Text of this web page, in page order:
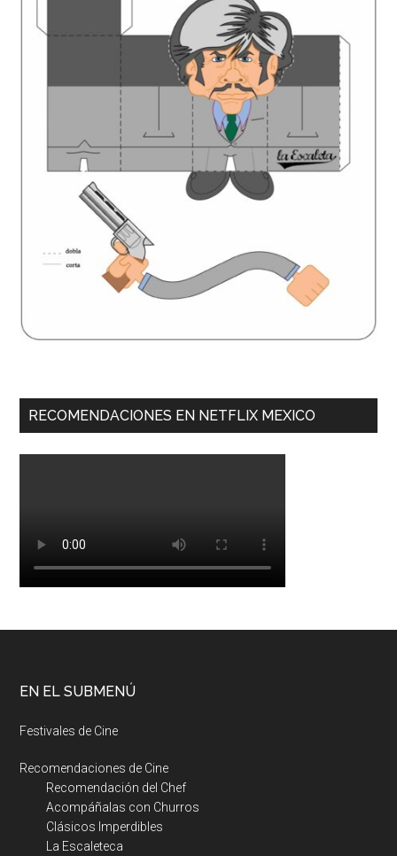
RECOMENDACIONES EN NETFLIX MEXICO
EN EL SUBMENÚ
Festivales de Cine
Recomendaciones de Cine
Recomendación del Chef
Acompáñalas con Churros
Clásicos Imperdibles
La Escaleteca